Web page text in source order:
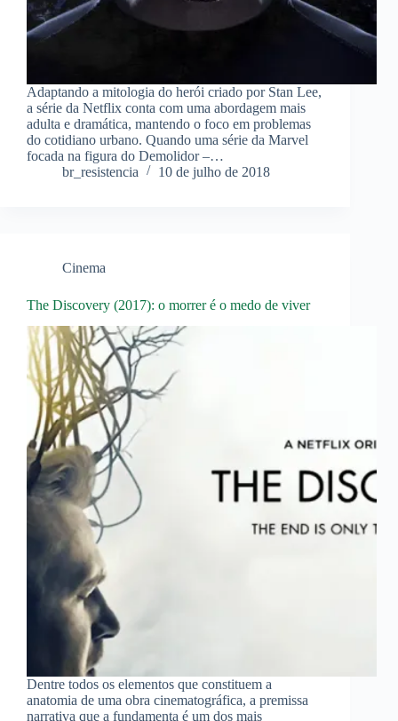
Adaptando a mitologia do herói criado por Stan Lee,
a série da Netflix conta com uma abordagem mais
adulta e dramática, mantendo o foco em problemas
do cotidiano urbano. Quando uma série da Marvel
focada na figura do Demolidor –…
br_resistencia
10 de julho de 2018
Cinema
The Discovery (2017): o morrer é o medo de viver
Dentre todos os elementos que constituem a
anatomia de uma obra cinematográfica, a premissa
narrativa que a fundamenta é um dos mais